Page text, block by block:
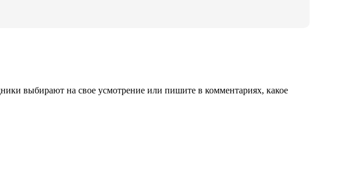
выбирают на свое усмотрение или пишите в комментариях, какое